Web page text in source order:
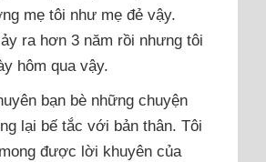
mẹ tôi như mẹ đẻ vậy.
ra hơn 3 năm rồi nhưng tôi
hôm qua vậy.
bạn bè những chuyện
lại bế tắc với bản thân. Tôi
được lời khuyên của